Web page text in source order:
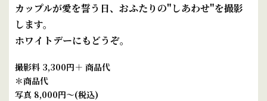
カップルが愛を誓う日、おふたりの"しあわせ"を撮影
します。
ホワイトデーにもどうぞ。
撮影料 3,300円＋ 商品代
＊商品代
写真 8,000円～(税込)